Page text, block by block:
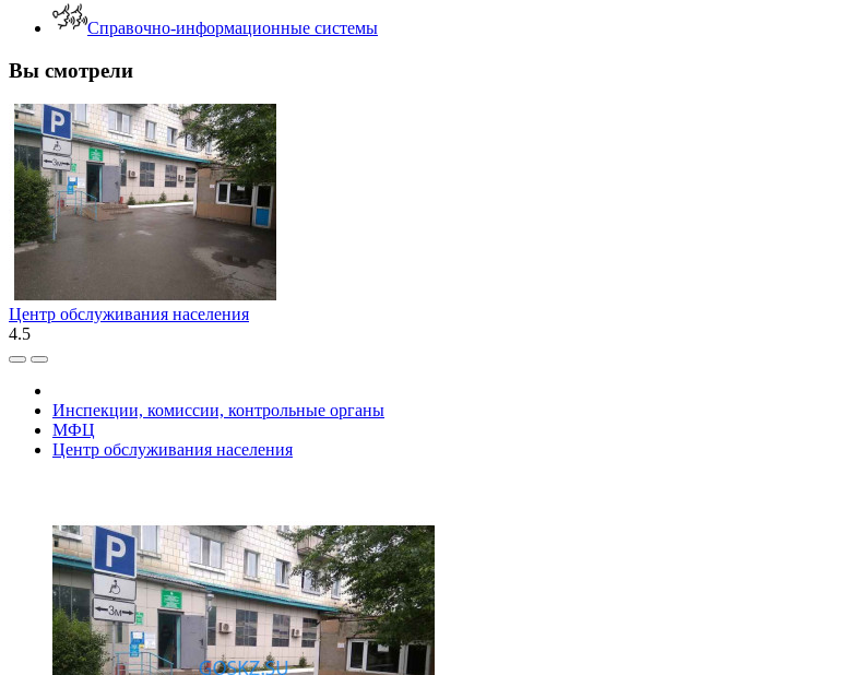
Справочно-информационные системы
Вы смотрели
Центр обслуживания населения
4.5
Инспекции, комиссии, контрольные органы
МФЦ
Центр обслуживания населения